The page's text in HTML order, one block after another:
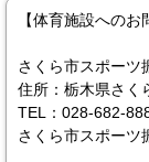
【体育施設へのお
さくら市スポーツ
住所：栃木県さく
TEL：028-682-
さくら市スポーツ